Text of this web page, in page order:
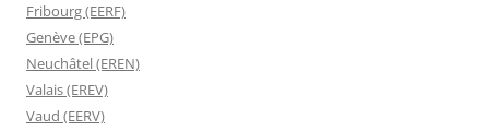
Fribourg (EERF)
Genève (EPG)
Neuchâtel (EREN)
Valais (EREV)
Vaud (EERV)